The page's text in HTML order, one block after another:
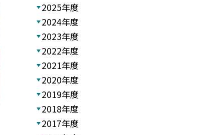
2025年度
2024年度
2023年度
2022年度
2021年度
2020年度
2019年度
2018年度
2017年度